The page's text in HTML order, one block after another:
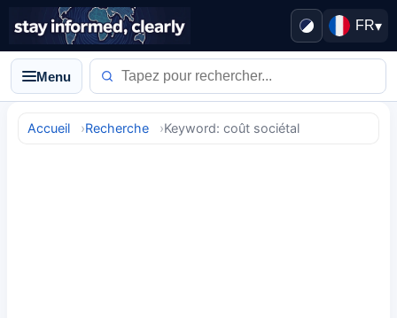
FR▾
Menu
Accueil Recherche Keyword: coût sociétal